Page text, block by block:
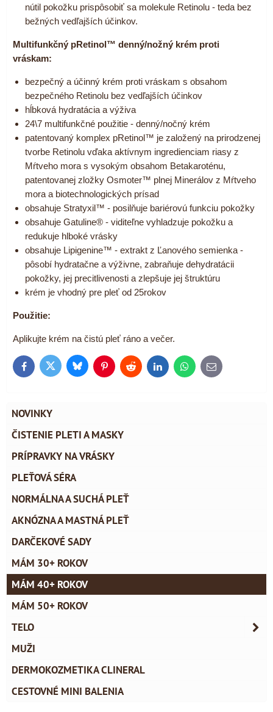
nútil pokožku prispôsobiť sa molekule Retinolu - teda bez
bežných vedľajších účinkov.
Multifunkčný pRetinol™ denný/nožný krém proti
vráskam:
bezpečný a účinný krém proti vráskam s obsahom
bezpečného Retinolu bez vedľajších účinkov
hĺbková hydratácia a výživa
24\7 multifunkčné použitie - denný/nočný krém
patentovaný komplex pRetinol™ je založený na prirodzenej
tvorbe Retinolu vďaka aktívnym ingredienciam riasy z
Mŕtveho mora s vysokým obsahom Betakaroténu,
patentovanej zložky Osmoter™ plnej Minerálov z Mŕtveho
mora a biotechnologických prísad
obsahuje Stratyxil™ - posilňuje bariérovú funkciu pokožky
obsahuje Gatuline® - viditeľne vyhladzuje pokožku a
redukuje hlboké vrásky
obsahuje Lipigenine™ - extrakt z Ľanového semienka -
pôsobí hydratačne a výživne, zabraňuje dehydratácii
pokožky, jej precitlivenosti a zlepšuje jej štruktúru
krém je vhodný pre pleť od 25rokov
Použitie:
Aplikujte krém na čistú pleť ráno a večer.
FacebookTwitter BlueskyPinterestReddit LinkedInWhatsApp
E-
mail
NOVINKY
ČISTENIE PLETI A MASKY
PRÍPRAVKY NA VRÁSKY
PLEŤOVÁ SÉRA
NORMÁLNA A SUCHÁ PLEŤ
AKNÓZNA A MASTNÁ PLEŤ
DARČEKOVÉ SADY
MÁM 30+ ROKOV
MÁM 40+ ROKOV
MÁM 50+ ROKOV
TELO
MUŽI
DERMOKOZMETIKA CLINERAL
CESTOVNÉ MINI BALENIA